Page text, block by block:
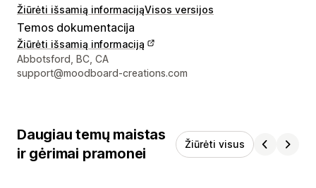
Žiūrėti išsamią informacijąVisos versijos
Temos dokumentacija
Žiūrėti išsamią informaciją
Kūrėjo kontaktiniai duomenys
Abbotsford, BC, CA
support@moodboard-creations.com
Daugiau temų maistas
ir gėrimai pramonei
Žiūrėti visus